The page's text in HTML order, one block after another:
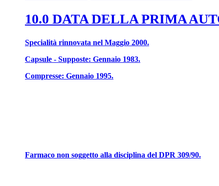
10.0 DATA DELLA PRIMA
Specialità rinnovata nel Maggio 2000.
Capsule - Supposte: Gennaio 1983.
Compresse: Gennaio 1995.
Farmaco non soggetto alla disciplina del DPR 309/90.